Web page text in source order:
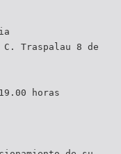
Traspalau 8 de
horas